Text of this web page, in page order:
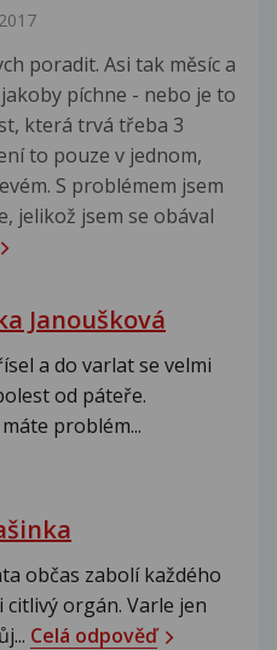
poradit. Asi tak měsíc a
píchne - nebo je to
která trvá třeba 3
to pouze v jednom,
S problémem jsem
jelikož jsem se obával
Janoušková
a do varlat se velmi
od páteře.
problém...
občas zabolí každého
citlivý orgán. Varle jen
Celá odpověď